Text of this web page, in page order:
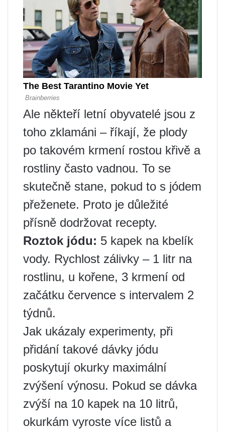
Ale někteří letní obyvatelé jsou z
toho zklamáni – říkají, že plody
po takovém krmení rostou křivě a
rostliny často vadnou. To se
skutečně stane, pokud to s jódem
přeženete. Proto je důležité
přísně dodržovat recepty.
Roztok jódu: 5 kapek na kbelík
vody. Rychlost zálivky – 1 litr na
rostlinu, u kořene, 3 krmení od
začátku července s intervalem 2
týdnů.
Jak ukázaly experimenty, při
přidání takové dávky jódu
poskytují okurky maximální
zvýšení výnosu. Pokud se dávka
zvýší na 10 kapek na 10 litrů,
okurkám vyroste více listů a